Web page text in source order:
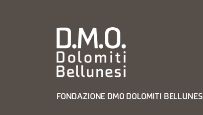
FONDAZIONE DMO DOLOMITI BELLUNESI